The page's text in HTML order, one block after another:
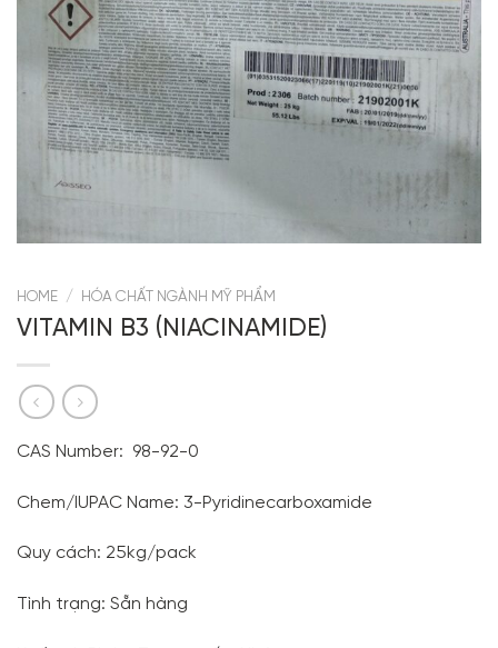
HOME / HÓA CHẤT NGÀNH MỸ PHẨM
VITAMIN B3 (NIACINAMIDE)
CAS Number: 98-92-0
Chem/IUPAC Name: 3-Pyridinecarboxamide
Quy cách: 25kg/pack
Tình trạng: Sẵn hàng